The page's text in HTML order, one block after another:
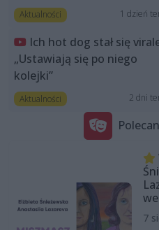
Aktualności 1 dzień
Ich hot dog stał się
„Ustawiają się po niego
kolejki”
Aktualności 2 dni
7